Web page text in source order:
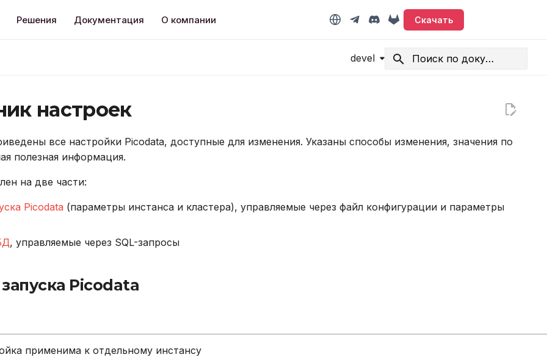
Решения Документация О компании Скачать
devel
настроек
все настройки Picodata, доступные для изменения. Указаны способы изменения, значения по
полезная информация.
на две части:
Picodata (параметры инстанса и кластера), управляемые через файл конфигурации и параметры
, управляемые через SQL-запросы
Picodata
применима к отдельному инстансу